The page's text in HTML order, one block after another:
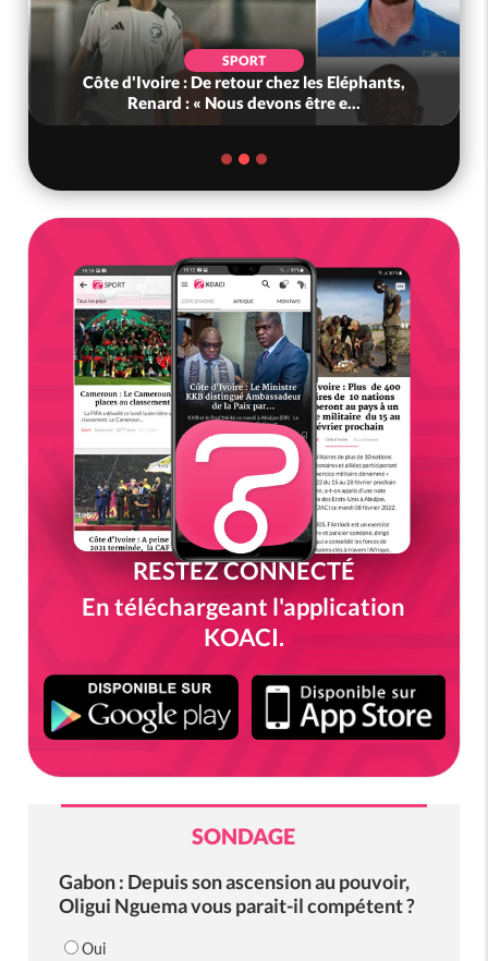
POLITIQUE
Bénin : L'ancien président Patrice Talon élu à la
tête du Sénat
RESTEZ CONNECTÉ
En téléchargeant l'application
KOACI.
SONDAGE
Gabon : Depuis son ascension au pouvoir,
Oligui Nguema vous parait-il compétent ?
Oui